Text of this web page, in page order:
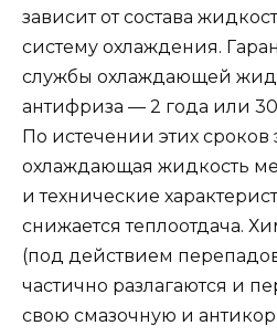
зависит от состава
систему охлаждения.
службы охлаждающей
антифриза — 2 года или
По истечении этих сроков
охлаждающая жидкость
и технические
снижается теплоотдача.
(под действием
частично разлагаются и
свою смазочную и